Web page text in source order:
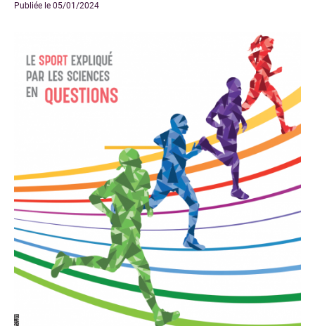
Centre documentaire du CAPHÉS
Bibliothèque de l'Institut des textes et manuscrits modernes
Bibliothèque de mathématiques et informatique
Bibliothèque des Sciences expérimentales
Bibliothèque de l'agrégation physique et chimie
Bibliothèque de physique théorique
Formations
Ressources électroniques
S'inscrire, se réinscrire
Publiée le 05/01/2024